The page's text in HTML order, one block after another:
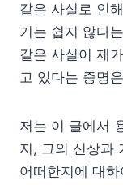
같은 사실로 인
기는 쉽지 않다
같은 사실이 제
고 있다는 증명
저는 이 글에서
지, 그의 신상과
어떠한지에 대